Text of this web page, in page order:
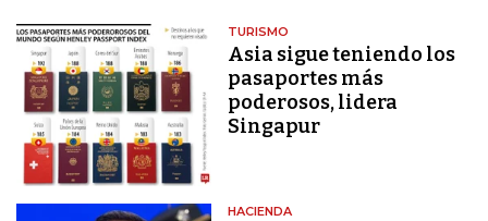
TURISMO
Asia sigue teniendo los
pasaportes más
poderosos, lidera
Singapur
HACIENDA